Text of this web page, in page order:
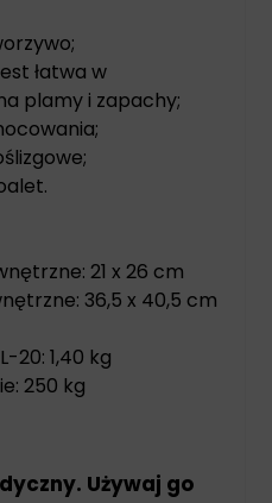
łatwa w
plamy i zapachy;
21 x 26 cm
36,5 x 40,5 cm
20: 1,40 kg
250 kg
Używaj go